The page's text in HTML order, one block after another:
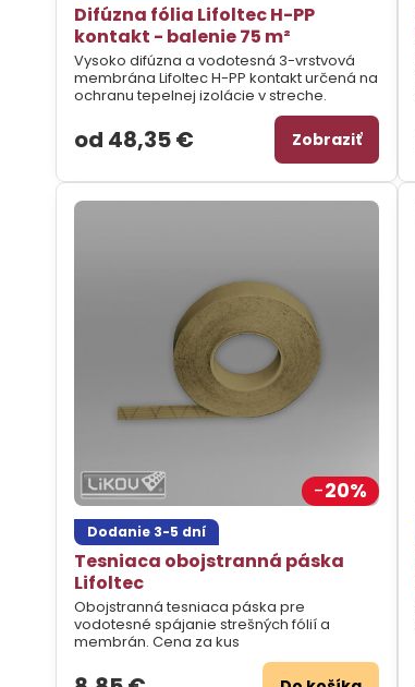
Difúzna fólia Lifoltec H-PP
kontakt - balenie 75 m²
Vysoko difúzna a vodotesná 3-vrstvová
membrána Lifoltec H-PP kontakt určená na
ochranu tepelnej izolácie v streche.
od 48,35 € Zobraziť
20%
Dodanie 3-5 dní
Tesniaca obojstranná páska
Lifoltec
Obojstranná tesniaca páska pre
vodotesné spájanie strešných fólií a
membrán. Cena za kus